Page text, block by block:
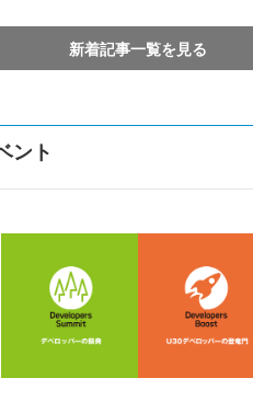
新着記事一覧を見る
ント